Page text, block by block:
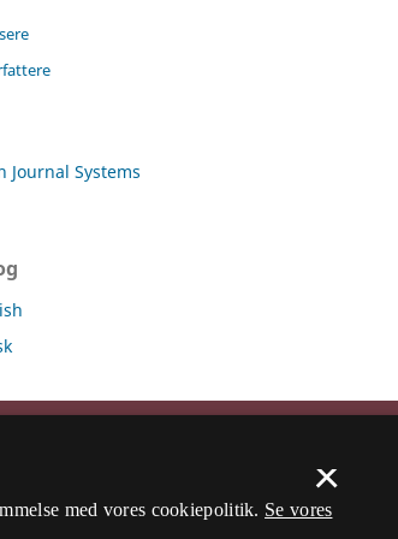
Journal Systems
×
med vores cookiepolitik. Se vores